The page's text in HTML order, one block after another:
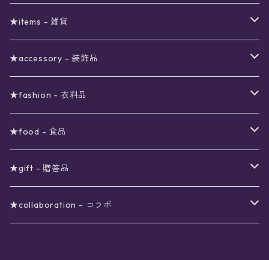
予約限定SALE
〜2000円
〜3000円
〜4000円
〜5000円
〜6000円
〜7000円
星の市福袋
12星座ギフトセット
★items - 雑貨
ステーショナリー
ギフトボックス
ノート
メイクアップ
ネイルカラー
アロマスプレー
ポーチ
夜空の星月
扇子(うちわ)
インテリア
★accessory - 装飾品
ピアス
星
月
イヤリング
星
月
ネックレス
星
チョーカー
★fashion - 衣料品
ワンピース
スター
フラワー
トップス
ブラウス
ボトムス
★food - 食品
珈琲
紅茶
★gift - 贈答品
ラッピング用オプション
★collaboration - コラボ